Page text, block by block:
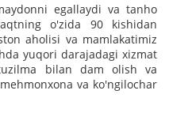
egallaydi va tanho
o'zida 90 kishidan
aholisi va mamlakatimiz
yuqori darajadagi xizmat
bilan dam olish va
va ko'ngilochar